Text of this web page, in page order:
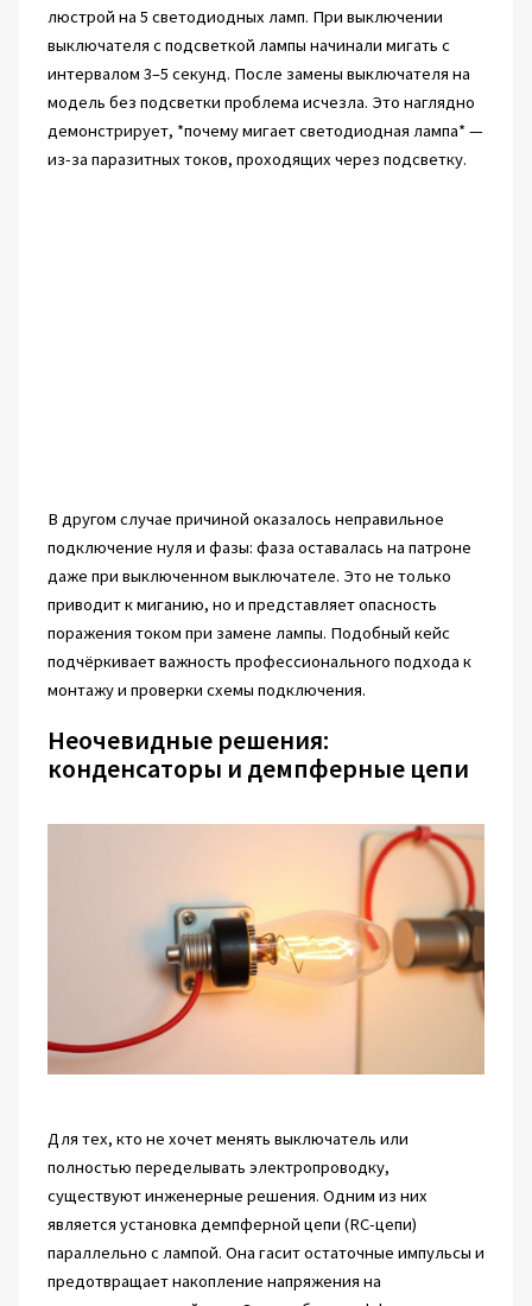
люстрой на 5 светодиодных ламп. При выключении
выключателя с подсветкой лампы начинали мигать с
интервалом 3–5 секунд. После замены выключателя на
модель без подсветки проблема исчезла. Это наглядно
демонстрирует, *почему мигает светодиодная лампа* —
из-за паразитных токов, проходящих через подсветку.
В другом случае причиной оказалось неправильное
подключение нуля и фазы: фаза оставалась на патроне
даже при выключенном выключателе. Это не только
приводит к миганию, но и представляет опасность
поражения током при замене лампы. Подобный кейс
подчёркивает важность профессионального подхода к
монтажу и проверки схемы подключения.
Неочевидные решения:
конденсаторы и демпферные цепи
Для тех, кто не хочет менять выключатель или
полностью переделывать электропроводку,
существуют инженерные решения. Одним из них
является установка демпферной цепи (RC-цепи)
параллельно с лампой. Она гасит остаточные импульсы и
предотвращает накопление напряжения на